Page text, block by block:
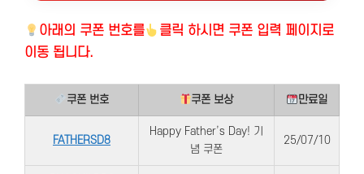
아래의 쿠폰 번호를
클릭 하시면 쿠폰 입력 페이지로
이동 됩니다.
쿠폰 번호 쿠폰 보상 만료일
FATHERSD8
Happy Father’s Day! 기
념 쿠폰
25/07/10